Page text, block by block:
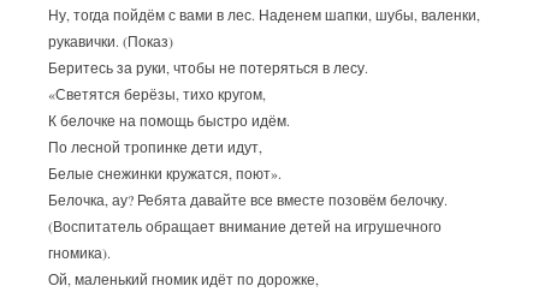
Ну, тогда пойдём с вами в лес. Наденем шапки, шубы, валенки,
рукавички. (Показ)
Беритесь за руки, чтобы не потеряться в лесу.
«Светятся берёзы, тихо кругом,
К белочке на помощь быстро идём.
По лесной тропинке дети идут,
Белые снежинки кружатся, поют».
Белочка, ау? Ребята давайте все вместе позовём белочку.
(Воспитатель обращает внимание детей на игрушечного
гномика).
Ой, маленький гномик идёт по дорожке,